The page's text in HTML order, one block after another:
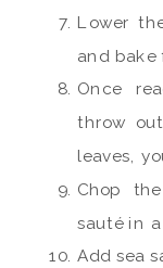
Lower
and bake
Once
throw
leaves,
Chop
sauté in
Add sea